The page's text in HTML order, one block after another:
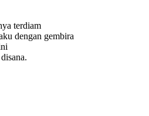
terdiam
dengan gembira